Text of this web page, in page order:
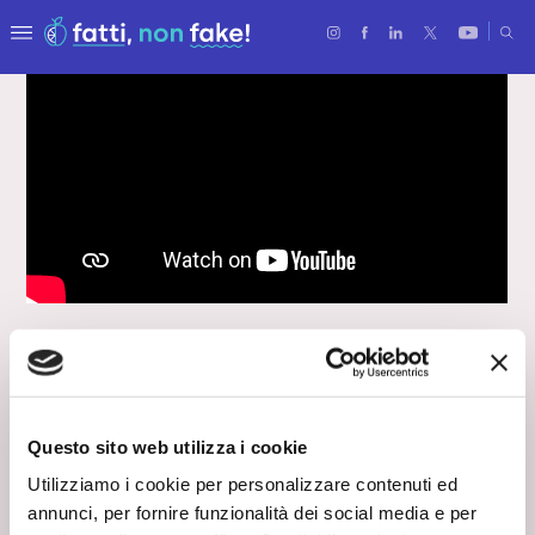
Questo sito web utilizza i cookie
Utilizziamo i cookie per personalizzare contenuti ed
annunci, per fornire funzionalità dei social media e per
FORSE NON SAI
(di)segni
16 Maggio 2019